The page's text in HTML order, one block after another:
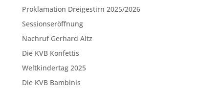
Proklamation Dreigestirn 2025/2026
Sessionseröffnung
Nachruf Gerhard Altz
Die KVB Konfettis
Weltkindertag 2025
Die KVB Bambinis